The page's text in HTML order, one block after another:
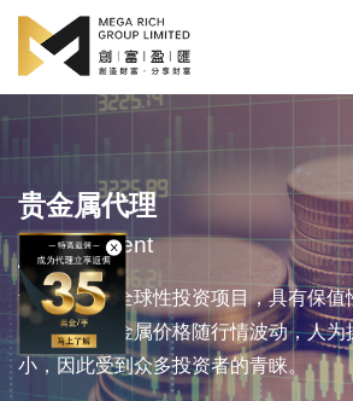
贵金属代理
Metals Agent
贵金属作为全球性投资项目，具有保值
点。由于贵金属价格随行情波动，人
小，因此受到众多投资者的青睐。